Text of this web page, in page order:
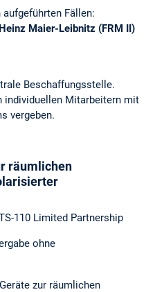
Fällen:
Maier-Leibnitz (FRM II)
Beschaffungsstelle.
individuellen Mitarbeitern mit
vergeben.
räumlichen
110 Limited Partnership
ohne
zur räumlichen